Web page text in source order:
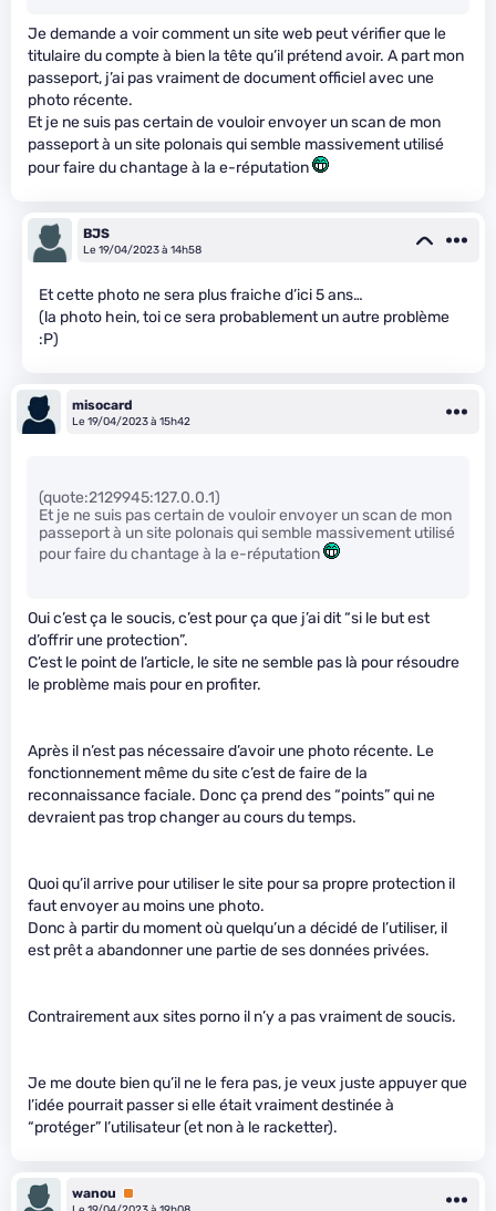
Je demande a voir comment un site web peut vérifier que le
titulaire du compte à bien la tête qu’il prétend avoir. A part mon
passeport, j’ai pas vraiment de document officiel avec une
photo récente.
Et je ne suis pas certain de vouloir envoyer un scan de mon
passeport à un site polonais qui semble massivement utilisé
pour faire du chantage à la e-réputation
BJS
Le 19/04/2023 à 14h58
Et cette photo ne sera plus fraiche d’ici 5 ans…
(la photo hein, toi ce sera probablement un autre problème
:P)
misocard
Le 19/04/2023 à 15h42
(quote:2129945:127.0.0.1)
Et je ne suis pas certain de vouloir envoyer un scan de mon
passeport à un site polonais qui semble massivement utilisé
pour faire du chantage à la e-réputation
Oui c’est ça le soucis, c’est pour ça que j’ai dit “si le but est
d’offrir une protection”.
C’est le point de l’article, le site ne semble pas là pour résoudre
le problème mais pour en profiter.
Après il n’est pas nécessaire d’avoir une photo récente. Le
fonctionnement même du site c’est de faire de la
reconnaissance faciale. Donc ça prend des “points” qui ne
devraient pas trop changer au cours du temps.
Quoi qu’il arrive pour utiliser le site pour sa propre protection il
faut envoyer au moins une photo.
Donc à partir du moment où quelqu’un a décidé de l’utiliser, il
est prêt a abandonner une partie de ses données privées.
Contrairement aux sites porno il n’y a pas vraiment de soucis.
Je me doute bien qu’il ne le fera pas, je veux juste appuyer que
l’idée pourrait passer si elle était vraiment destinée à
“protéger” l’utilisateur (et non à le racketter).
wanou
Premium